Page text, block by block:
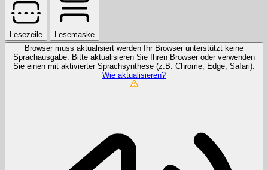
Lesezeile
Lesemaske
Browser muss aktualisiert werden
Ihr Browser unterstützt keine
Sprachausgabe. Bitte aktualisieren Sie Ihren Browser oder verwenden
Sie einen mit aktivierter Sprachsynthese (z.B. Chrome, Edge, Safari).
Wie aktualisieren?